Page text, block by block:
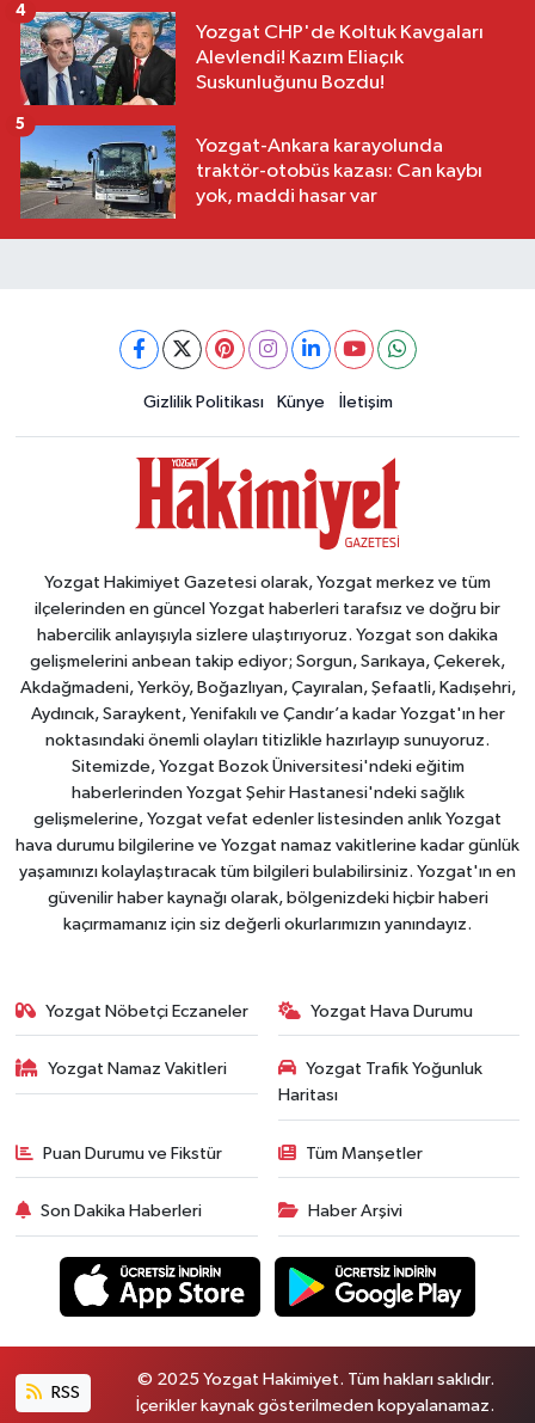
Yozgat CHP'de Koltuk Kavgaları
Alevlendi! Kazım Eliaçık
Suskunluğunu Bozdu!
4
Yozgat-Ankara karayolunda
traktör-otobüs kazası: Can kaybı
yok, maddi hasar var
5
Gizlilik Politikası Künye İletişim
Yozgat Hakimiyet Gazetesi olarak, Yozgat merkez ve tüm
ilçelerinden en güncel Yozgat haberleri tarafsız ve doğru bir
habercilik anlayışıyla sizlere ulaştırıyoruz. Yozgat son dakika
gelişmelerini anbean takip ediyor; Sorgun, Sarıkaya, Çekerek,
Akdağmadeni, Yerköy, Boğazlıyan, Çayıralan, Şefaatli, Kadışehri,
Aydıncık, Saraykent, Yenifakılı ve Çandır’a kadar Yozgat'ın her
noktasındaki önemli olayları titizlikle hazırlayıp sunuyoruz.
Sitemizde, Yozgat Bozok Üniversitesi'ndeki eğitim
haberlerinden Yozgat Şehir Hastanesi'ndeki sağlık
gelişmelerine, Yozgat vefat edenler listesinden anlık Yozgat
hava durumu bilgilerine ve Yozgat namaz vakitlerine kadar günlük
yaşamınızı kolaylaştıracak tüm bilgileri bulabilirsiniz. Yozgat'ın en
güvenilir haber kaynağı olarak, bölgenizdeki hiçbir haberi
kaçırmamanız için siz değerli okurlarımızın yanındayız.
Yozgat Nöbetçi Eczaneler Yozgat Hava Durumu
Yozgat Namaz Vakitleri
Yozgat Trafik Yoğunluk
Haritası
Puan Durumu ve Fikstür Tüm Manşetler
Son Dakika Haberleri Haber Arşivi
RSS
© 2025 Yozgat Hakimiyet. Tüm hakları saklıdır.
İçerikler kaynak gösterilmeden kopyalanamaz.